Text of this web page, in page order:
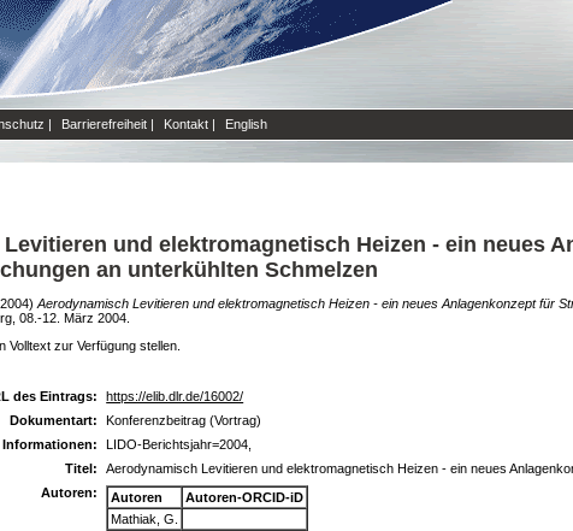
| Barrierefreiheit | Kontakt | English
und elektromagnetisch Heizen - ein neues
an unterkühlten Schmelzen
Aerodynamisch Levitieren und elektromagnetisch Heizen - ein neues Anlagenkonzept für
08.-12. März 2004.
zur Verfügung stellen.
des Eintrags:
https://elib.dlr.de/16002/
Dokumentart:
Konferenzbeitrag (Vortrag)
LIDO-Berichtsjahr=2004,
Titel:
Aerodynamisch Levitieren und elektromagnetisch Heizen - ein neues
Autoren:
Autoren
Autoren-ORCID-iD
Mathiak, G.